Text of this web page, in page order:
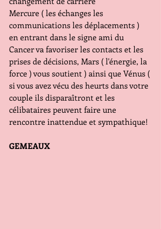
Mercure ( les échanges les
communications les déplacements )
en entrant dans le signe ami du
Cancer va favoriser les contacts et les
prises de décisions, Mars ( l'énergie, la
force ) vous soutient ) ainsi que Vénus (
si vous avez vécu des heurts dans votre
couple ils disparaîtront et les
célibataires peuvent faire une
rencontre inattendue et sympathique!
GEMEAUX